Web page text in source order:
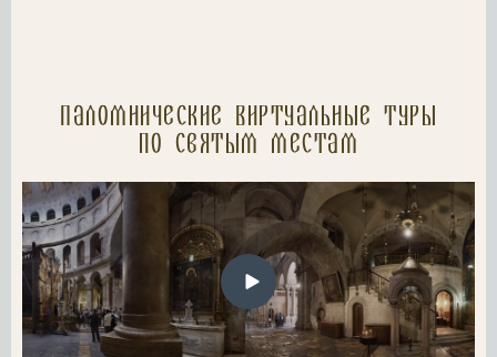
Паломнические Виртуальные туры
по святым местам